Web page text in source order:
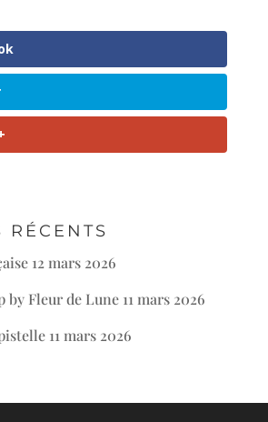
RÉCENTS
12 mars 2026
by Fleur de Lune 11 mars 2026
11 mars 2026